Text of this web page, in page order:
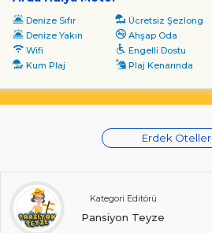
Denize Sıfır
Ücretsiz Şezlong
Denize Yakın
Ahşap Oda
Wifi
Engelli Dostu
Kum Plaj
Plaj Kenarında
Erdek Oteller
Kategori Editörü
Pansiyon Teyze